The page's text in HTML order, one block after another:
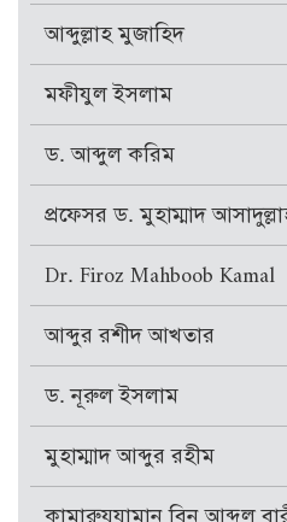
আব্দুল্লাহ মুজাহিদ
মফীযুল ইসলাম
ড. আব্দুল করিম
প্রফেসর ড. মুহাম্মাদ
Dr. Firoz Mahboob Kamal
আব্দুর রশীদ আখতার
ড. নূরুল ইসলাম
মুহাম্মাদ আব্দুর রহীম
কামারুযযামান বিন আব্দুল